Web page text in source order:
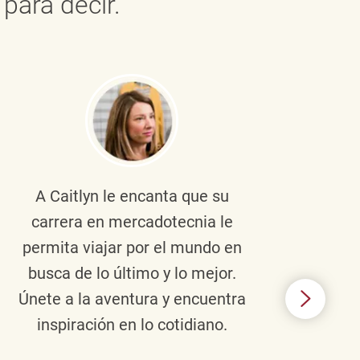
A Caitlyn le encanta que su
carrera en mercadotecnia le
permita viajar por el mundo en
busca de lo último y lo mejor.
Únete a la aventura y encuentra
inspiración en lo cotidiano.